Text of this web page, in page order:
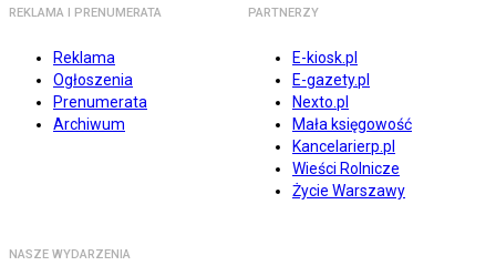
REKLAMA I PRENUMERATA
Reklama
Ogłoszenia
Prenumerata
Archiwum
PARTNERZY
E-kiosk.pl
E-gazety.pl
Nexto.pl
Mała księgowość
Kancelarierp.pl
Wieści Rolnicze
Życie Warszawy
NASZE WYDARZENIA